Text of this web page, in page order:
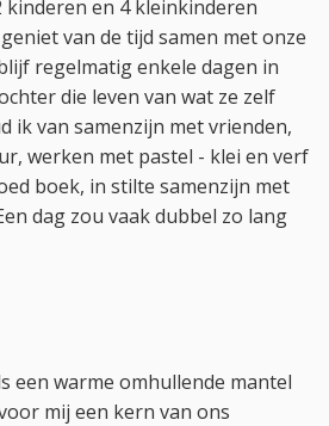
kinderen en 4 kleinkinderen
van de tijd samen met onze
regelmatig enkele dagen in
die leven van wat ze zelf
ik van samenzijn met vrienden,
werken met pastel - klei en verf
boek, in stilte samenzijn met
dag zou vaak dubbel zo lang
een warme omhullende mantel
mij een kern van ons